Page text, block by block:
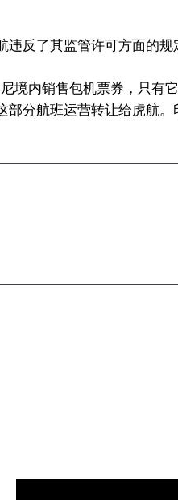
反了其监管许可方面的规
境内销售包机票券，只有
分航班运营转让给虎航。